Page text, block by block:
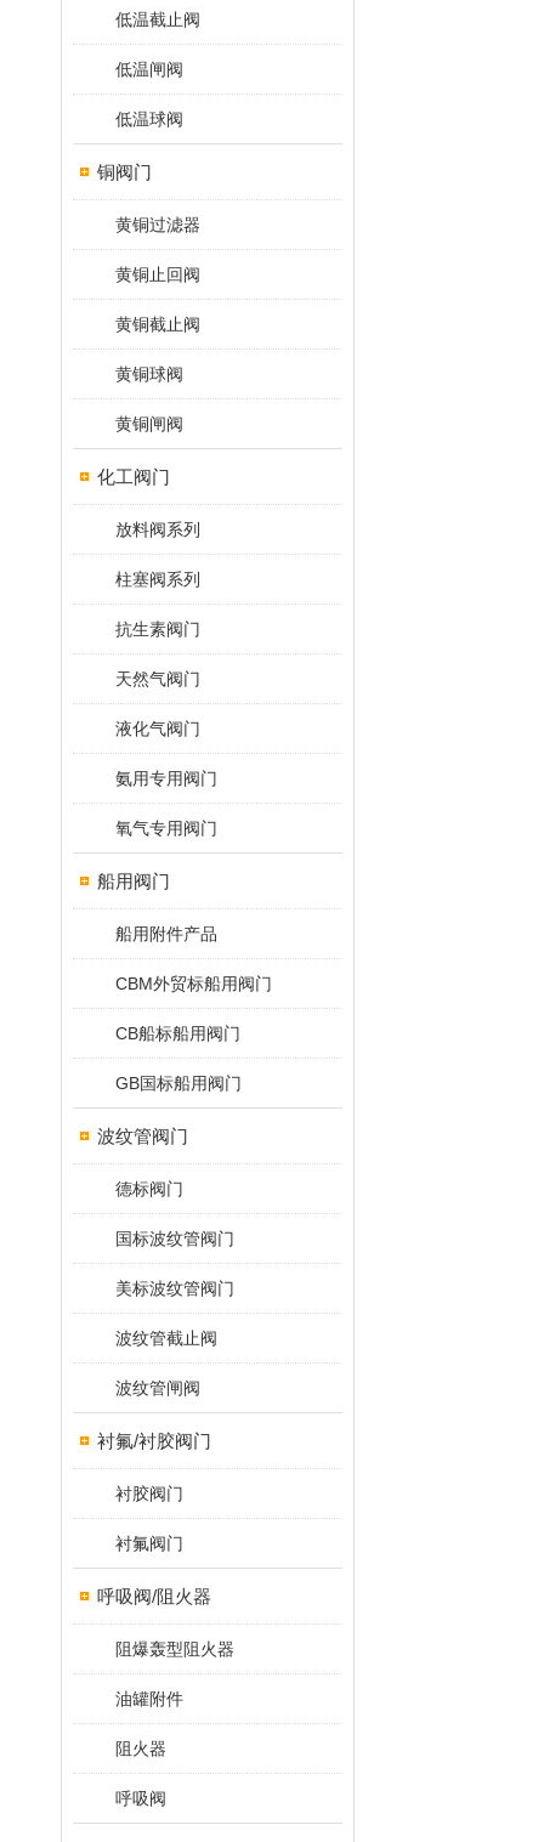
低温截止阀
低温闸阀
低温球阀
铜阀门
黄铜过滤器
黄铜止回阀
黄铜截止阀
黄铜球阀
黄铜闸阀
化工阀门
放料阀系列
柱塞阀系列
抗生素阀门
天然气阀门
液化气阀门
氨用专用阀门
氧气专用阀门
船用阀门
船用附件产品
CBM外贸标船用阀门
CB船标船用阀门
GB国标船用阀门
波纹管阀门
德标阀门
国标波纹管阀门
美标波纹管阀门
波纹管截止阀
波纹管闸阀
衬氟/衬胶阀门
衬胶阀门
衬氟阀门
呼吸阀/阻火器
阻爆轰型阻火器
油罐附件
阻火器
呼吸阀